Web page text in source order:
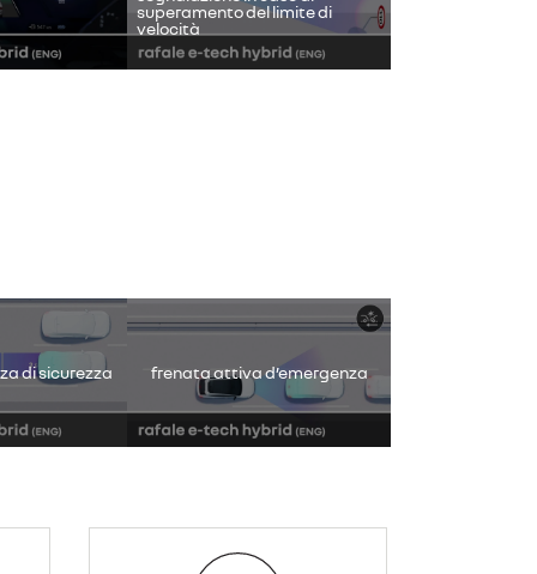
superamento del limite di
velocità
di sicurezza frenata attiva d’emergenza